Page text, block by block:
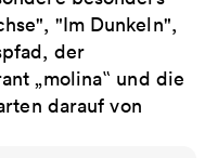
"Im Dunkeln",
der
„molina‟ und die
darauf von